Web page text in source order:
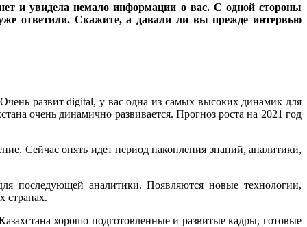
и увидела немало информации о вас. С одной стороны
ответили. Скажите, а давали ли вы прежде интервью
развит digital, у вас одна из самых высоких динамик для
очень динамично развивается. Прогноз роста на 2021 год
Сейчас опять идет период накопления знаний, аналитики,
последующей аналитики. Появляются новые технологии,
странах.
хорошо подготовленные и развитые кадры, готовые